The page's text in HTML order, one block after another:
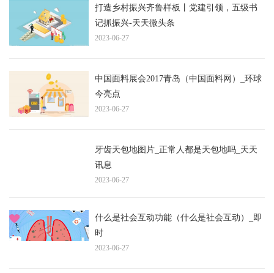
打造乡村振兴齐鲁样板丨党建引领，五级书
记抓振兴-天天微头条
2023-06-27
中国面料展会2017青岛（中国面料网）_环球
今亮点
2023-06-27
牙齿天包地图片_正常人都是天包地吗_天天
讯息
2023-06-27
什么是社会互动功能（什么是社会互动）_即
时
2023-06-27